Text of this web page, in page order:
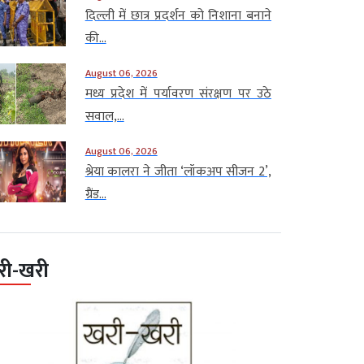
दिल्ली में छात्र प्रदर्शन को निशाना बनाने
की...
August 06, 2026
मध्य प्रदेश में पर्यावरण संरक्षण पर उठे
सवाल,...
August 06, 2026
श्रेया कालरा ने जीता ‘लॉकअप सीजन 2’,
ग्रैंड...
खरी